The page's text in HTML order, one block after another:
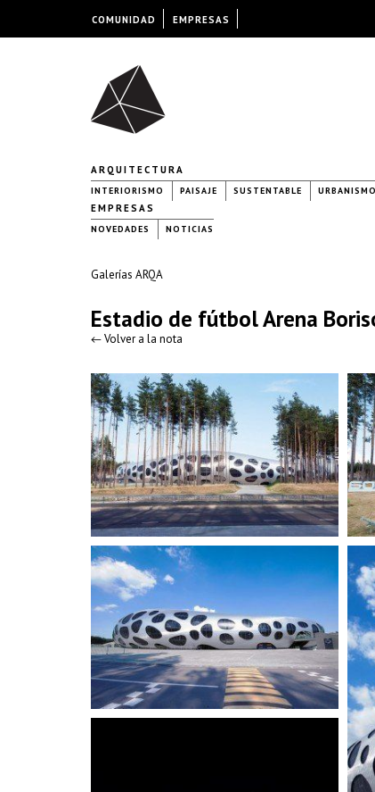
ARQUITECTURA
INTERIORISMO PAISAJE SUSTENTABLE URBANISMO
EMPRESAS
NOVEDADES NOTICIAS
Galerías ARQA
Estadio de fútbol Arena
← Volver a la nota
COMUNIDAD EMPRESAS